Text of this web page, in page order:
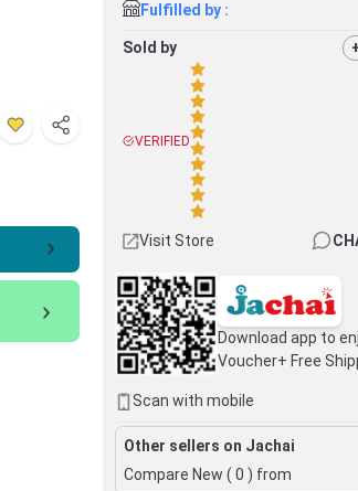
Fulfilled by :
Sold by
VERIFIED
Visit Store
Download app to
Voucher+ Free
Scan with mobile
Other sellers on Jachai
Compare New (0 ) from